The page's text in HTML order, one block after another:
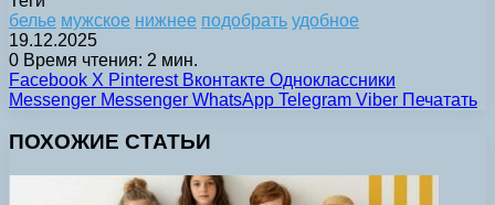
белье мужское нижнее подобрать удобное
19.12.2025
0 Время чтения: 2 мин.
Facebook X Pinterest Вконтакте Одноклассники
Messenger Messenger WhatsApp Telegram Viber Печатать
ПОХОЖИЕ СТАТЬИ